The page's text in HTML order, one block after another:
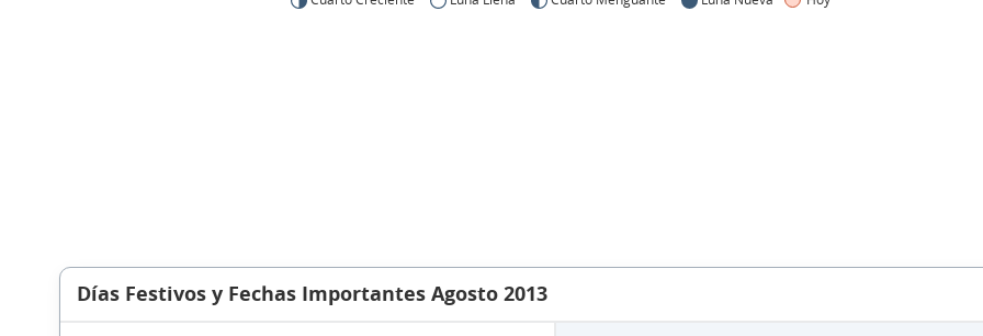
Días Festivos y Fechas Importantes Agosto 2013